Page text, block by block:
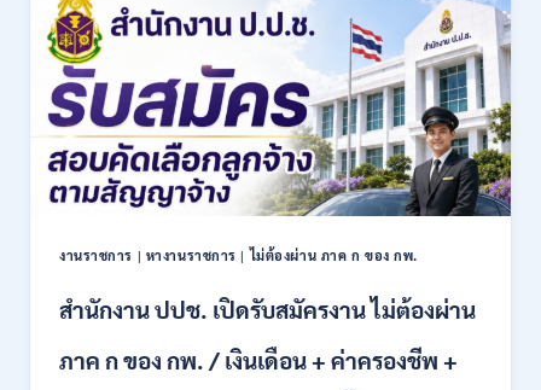
การ
อนุรักษ์
พลังงาน
เปิด
รับ
สมัคร
เข้า
เป็น
พนักงาน
อัตรา
หลาย
/
ป.ตรี
งานราชการ | หางานราชการ |ไม่ต้องผ่าน ภาค ก ของ กพ.
สำนักงาน ปปช. เปิดรับสมัครงาน ไม่ต้องผ่าน
ภาค ก ของ กพ. / เงินเดือน + ค่าครองชีพ +